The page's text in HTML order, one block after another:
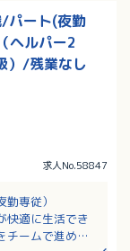
/パート(夜勤
ヘルパー2
）/残業なし
求人No.58847
専従）
快適に生活でき
チームで進めて